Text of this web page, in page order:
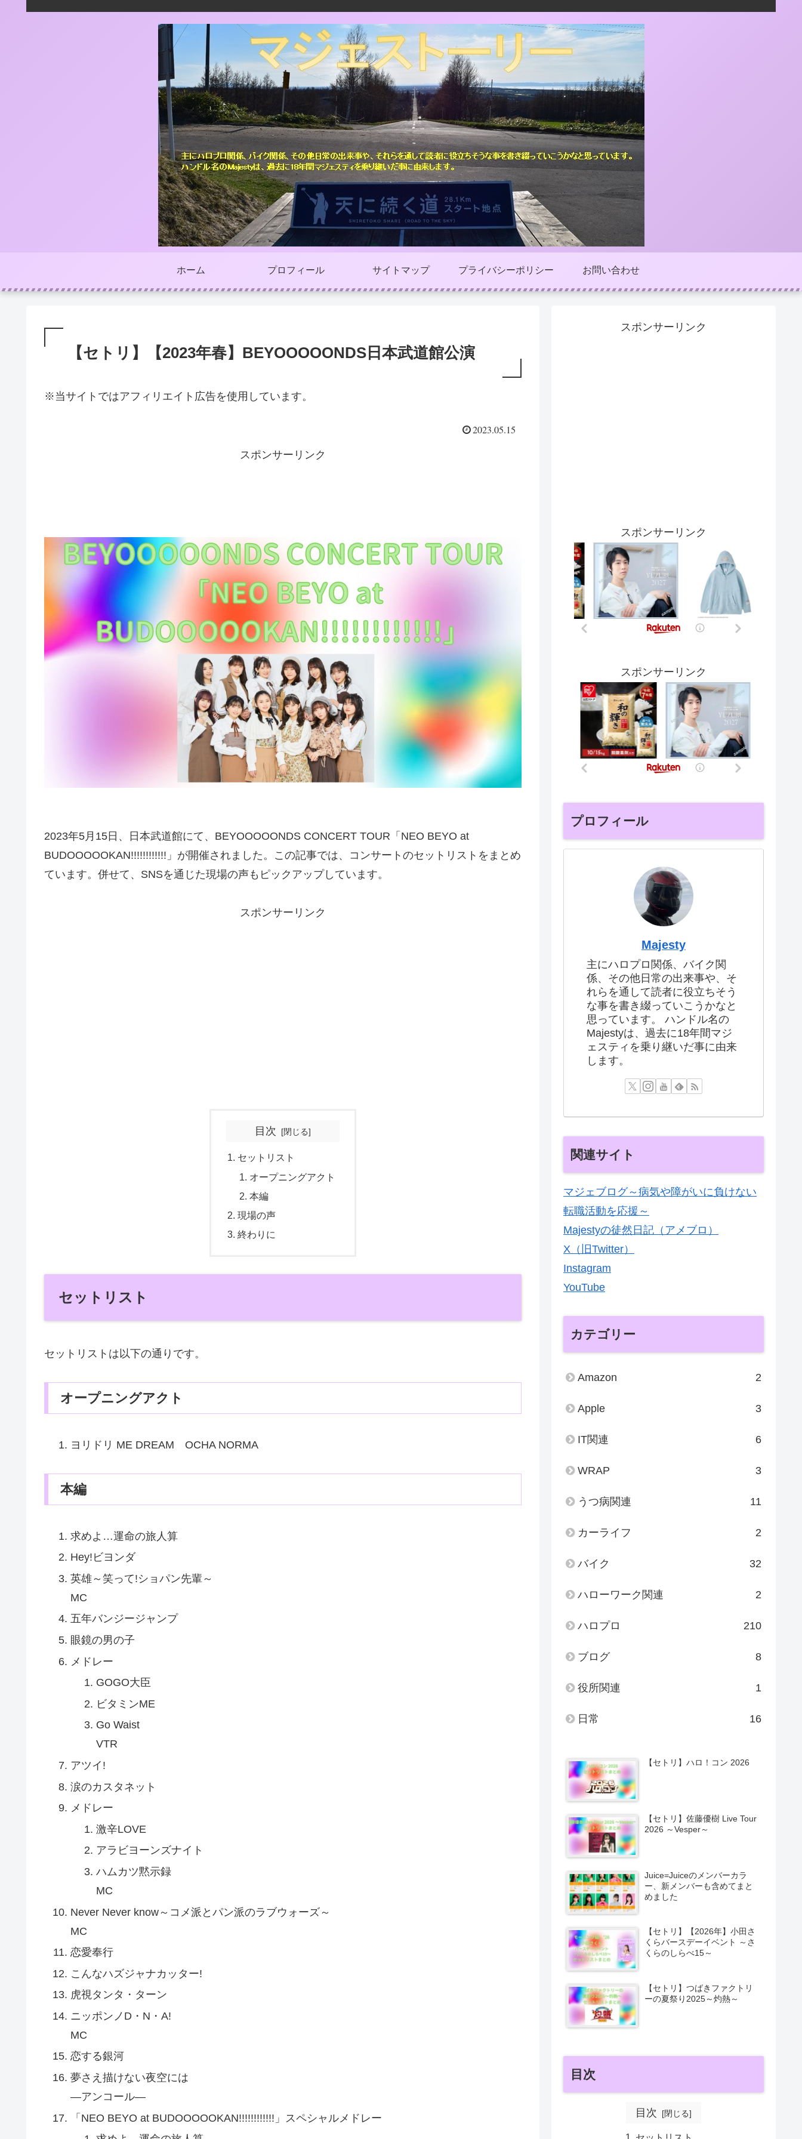
ホーム プロフィール サイトマップ プライバシーポリシー お問い合わせ
【セトリ】【2023年春】BEYOOOOONDS日本武道館公演
※当サイトではアフィリエイト広告を使用しています。
2023.05.15
スポンサーリンク
2023年5月15日、日本武道館にて、BEYOOOOONDS CONCERT TOUR「NEO BEYO at
BUDOOOOOKAN!!!!!!!!!!!!」が開催されました。この記事では、コンサートのセットリストをまとめ
ています。併せて、SNSを通じた現場の声もピックアップしています。
スポンサーリンク
目次
セットリスト
オープニングアクト
本編
現場の声
終わりに
セットリスト
セットリストは以下の通りです。
オープニングアクト
ヨリドリ ME DREAM OCHA NORMA
本編
求めよ…運命の旅人算
Hey!ビヨンダ
英雄～笑って!ショパン先輩～
MC
五年バンジージャンプ
眼鏡の男の子
メドレー
GOGO大臣
ビタミンME
Go Waist
VTR
アツイ!
涙のカスタネット
メドレー
激辛LOVE
アラビヨーンズナイト
ハムカツ黙示録
MC
Never Never know～コメ派とパン派のラブウォーズ～
MC
恋愛奉行
こんなハズジャナカッター!
虎視タンタ・ターン
ニッポンノD・N・A!
MC
恋する銀河
夢さえ描けない夜空には
—アンコール—
「NEO BEYO at BUDOOOOOKAN!!!!!!!!!!!!」スペシャルメドレー
スポンサーリンク
スポンサーリンク
スポンサーリンク
プロフィール
Majesty
主にハロプロ関係、バイク関
係、その他日常の出来事や、そ
れらを通して読者に役立ちそう
な事を書き綴っていこうかなと
思っています。 ハンドル名の
Majestyは、過去に18年間マジ
ェスティを乗り継いだ事に由来
します。
関連サイト
マジェブログ～病気や障がいに負けない
転職活動を応援～
Majestyの徒然日記（アメブロ）
X（旧Twitter）
Instagram
YouTube
カテゴリー
Amazon 2
Apple 3
IT関連 6
WRAP 3
うつ病関連 11
カーライフ 2
バイク 32
ハローワーク関連 2
ハロプロ 210
ブログ 8
役所関連 1
日常 16
【セトリ】ハロ！コン 2026
【セトリ】佐藤優樹 Live Tour
2026 ～Vesper～
Juice=Juiceのメンバーカラ
ー、新メンバーも含めてまと
めました
【セトリ】【2026年】小田さ
くらバースデーイベント ～さ
くらのしらべ15～
【セトリ】つばきファクトリ
ーの夏祭り2025～灼熱～
目次
目次